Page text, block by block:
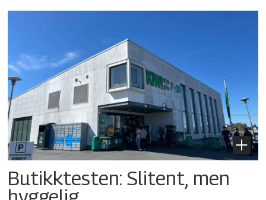
Butikktesten: Slitent, men